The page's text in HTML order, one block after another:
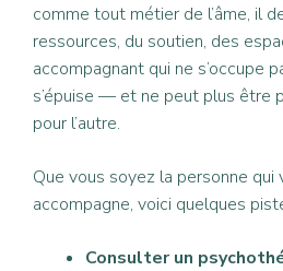
comme tout métier de l’âme, il
ressources, du soutien, des
accompagnant qui ne s’occupe
s’épuise — et ne peut plus être
pour l’autre.
Que vous soyez la personne
accompagne, voici quelques
Consulter un